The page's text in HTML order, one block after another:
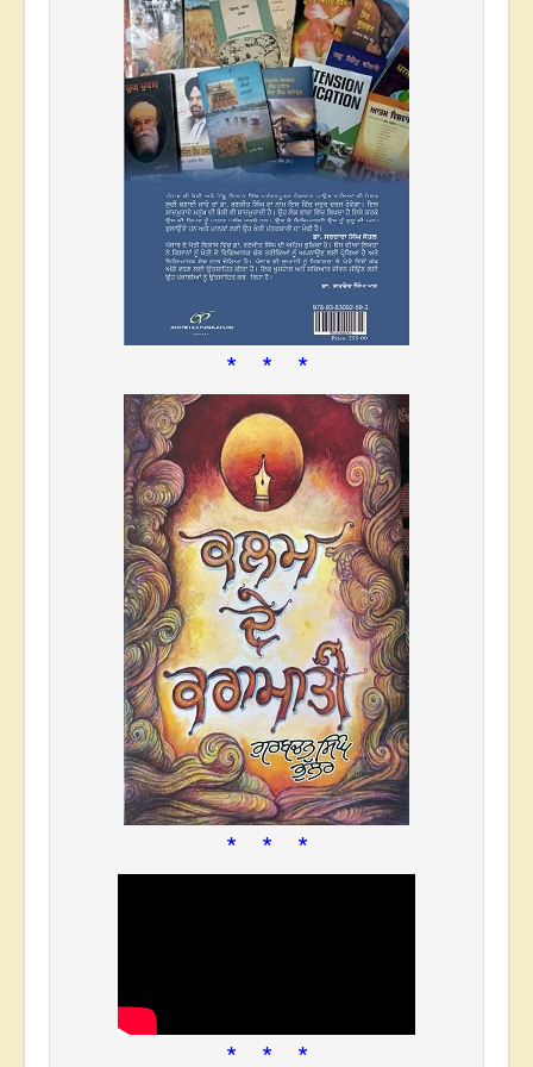
* * *
* * *
* * *